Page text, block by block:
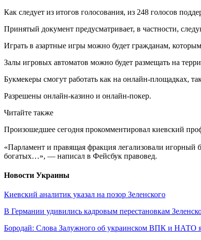
Как следует из итогов голосования, из 248 голосов
Принятый документ предусматривает, в частности,
Играть в азартные игры можно будет гражданам,
Залы игровых автоматов можно будет размещать на
Букмекеры смогут работать как на онлайн-площадках,
Разрешены онлайн-казино и онлайн-покер.
Читайте также
Произошедшее сегодня прокомментировал киевский
«Парламент и правящая фракция легализовали игорный
богатых…», — написал в Фейсбук правовед.
Новости Украины
Киевский аналитик указал на позор Зеленского
В Германии удивились кадровым перестановкам
Бородай: Слова Залужного об украинском ВПК и НАТО